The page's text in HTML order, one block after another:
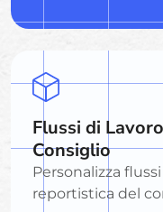
Flussi di
Consiglio
Personalizza
reportistica del